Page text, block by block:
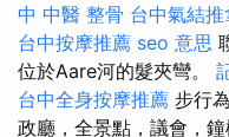
中 中醫 整骨 台中氣結推
台中按摩推薦 seo 意思
位於Aare河的髮夾彎。
台中全身按摩推薦 步行
政廳，全景點，議會，